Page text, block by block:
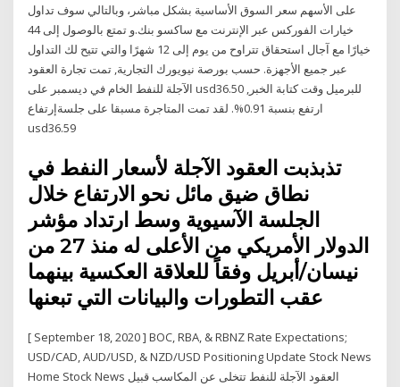
على الأسهم سعر السوق الأساسية بشكل مباشر، وبالتالي سوف تداول
خيارات الفوركس عبر الإنترنت مع ساكسو بنك.و تمتع بالوصول إلى 44
خيارًا مع آجال استحقاق تتراوح من يوم إلى 12 شهرًا والتي تتيح لك التداول
عبر جميع الأجهزة. حسب بورصة نيويورك التجارية, تمت تجارة العقود
الآجلة للنفط الخام في ديسمبر على usd36.50 للبرميل وقت كتابة الخبر,
ارتفع بنسبة 0.91%. لقد تمت المتاجرة مسبقا على جلسةإرتفاع
usd36.59
تذبذبت العقود الآجلة لأسعار النفط في
نطاق ضيق مائل نحو الارتفاع خلال
الجلسة الآسيوية وسط ارتداد مؤشر
الدولار الأمريكي من الأعلى له منذ 27 من
نيسان/أبريل وفقاً للعلاقة العكسية بينهما
عقب التطورات والبيانات التي تبعنها
[ September 18, 2020 ] BOC, RBA, & RBNZ Rate Expectations;
USD/CAD, AUD/USD, & NZD/USD Positioning Update Stock News
Home Stock News العقود الآجلة للنفط تتخلى عن المكاسب قبيل